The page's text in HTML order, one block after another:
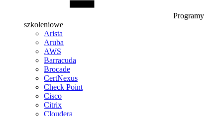
Programy
szkoleniowe
Arista
Aruba
AWS
Barracuda
Brocade
CertNexus
Check Point
Cisco
Citrix
Cloudera